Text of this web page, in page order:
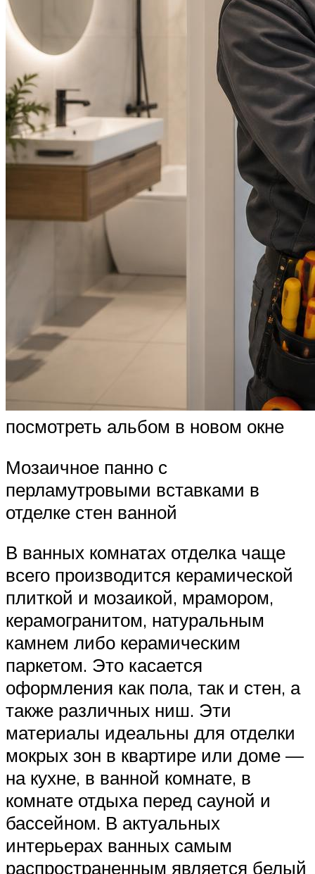
посмотреть альбом в новом окне
Мозаичное панно с
перламутровыми вставками в
отделке стен ванной
В ванных комнатах отделка чаще
всего производится керамической
плиткой и мозаикой, мрамором,
керамогранитом, натуральным
камнем либо керамическим
паркетом. Это касается
оформления как пола, так и стен, а
также различных ниш. Эти
материалы идеальны для отделки
мокрых зон в квартире или доме —
на кухне, в ванной комнате, в
комнате отдыха перед сауной и
бассейном. В актуальных
интерьерах ванных самым
распространенным является белый